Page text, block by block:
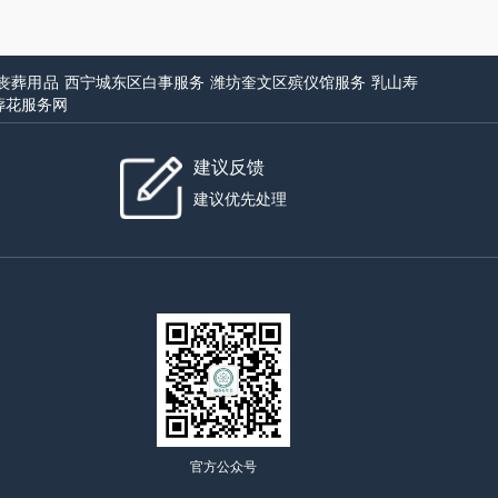
葬用品 西宁城东区白事服务 潍坊奎文区殡仪馆服务 乳山寿
花服务网
建议反馈
建议优先处理
官方公众号